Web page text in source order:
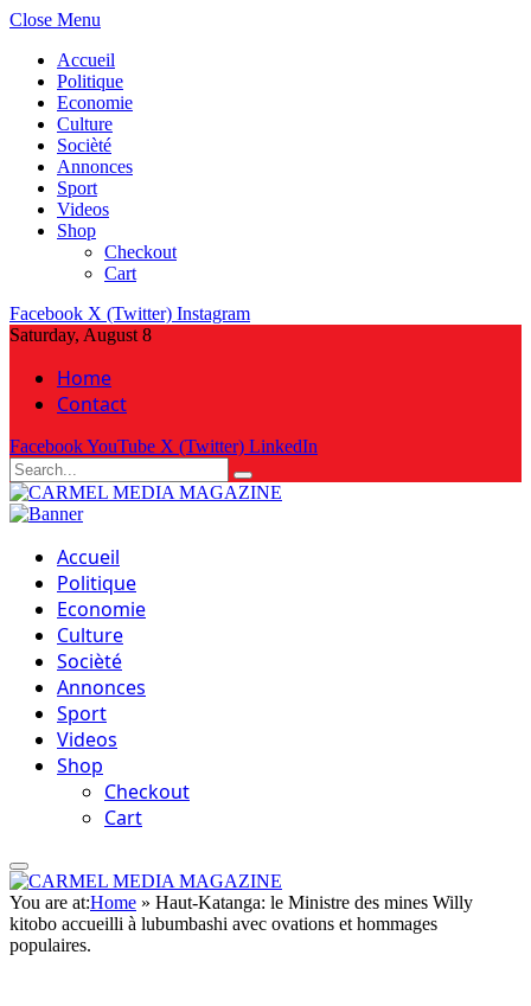
Close Menu
Accueil
Politique
Economie
Culture
Socièté
Annonces
Sport
Videos
Shop
Checkout
Cart
Facebook X (Twitter) Instagram
Saturday, August 8
Home
Contact
FacebookYouTube X (Twitter) LinkedIn
Accueil
Politique
Economie
Culture
Socièté
Annonces
Sport
Videos
Shop
Checkout
Cart
You are at:Home » Haut-Katanga: le Ministre des mines Willy
kitobo accueilli à lubumbashi avec ovations et hommages
populaires.